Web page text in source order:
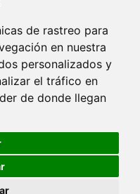
de rastreo para
en nuestra
personalizados y
el tráfico en
de donde llegan
+
-
NOVEDADES
privacidad